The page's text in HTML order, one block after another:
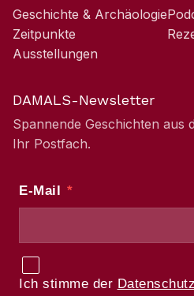
Geschichte & Archäologie
Zeitpunkte
Ausstellungen
DAMALS-Newsletter
Spannende Geschichten aus
Ihr Postfach.